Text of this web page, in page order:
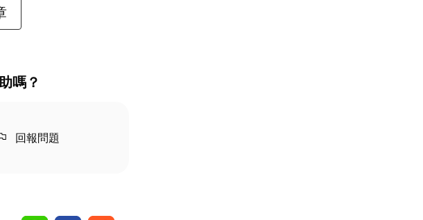
嗎？
回報問題